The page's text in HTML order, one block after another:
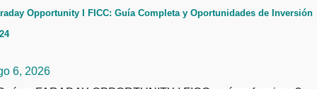
Opportunity I FICC: Guía Completa y Oportunidades de Inversión
6, 2026